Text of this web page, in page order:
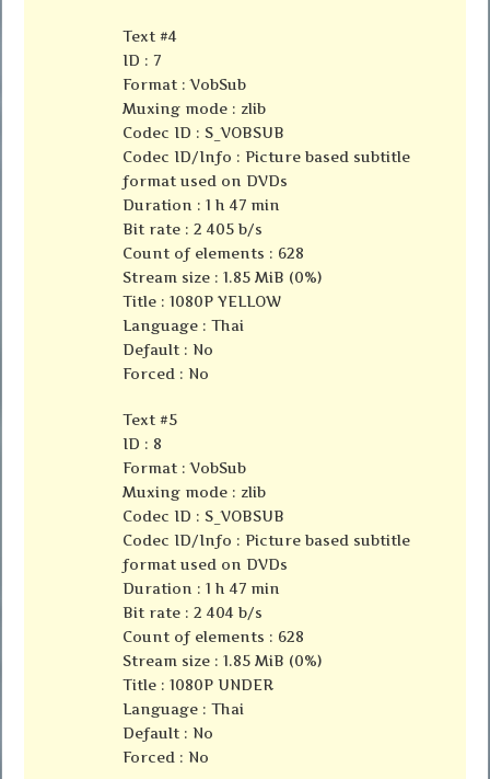
Text #4
ID : 7
Format : VobSub
Muxing mode : zlib
Codec ID : S_VOBSUB
Codec ID/Info : Picture based subtitle
format used on DVDs
Duration : 1 h 47 min
Bit rate : 2 405 b/s
Count of elements : 628
Stream size : 1.85 MiB (0%)
Title : 1080P YELLOW
Language : Thai
Default : No
Forced : No
Text #5
ID : 8
Format : VobSub
Muxing mode : zlib
Codec ID : S_VOBSUB
Codec ID/Info : Picture based subtitle
format used on DVDs
Duration : 1 h 47 min
Bit rate : 2 404 b/s
Count of elements : 628
Stream size : 1.85 MiB (0%)
Title : 1080P UNDER
Language : Thai
Default : No
Forced : No